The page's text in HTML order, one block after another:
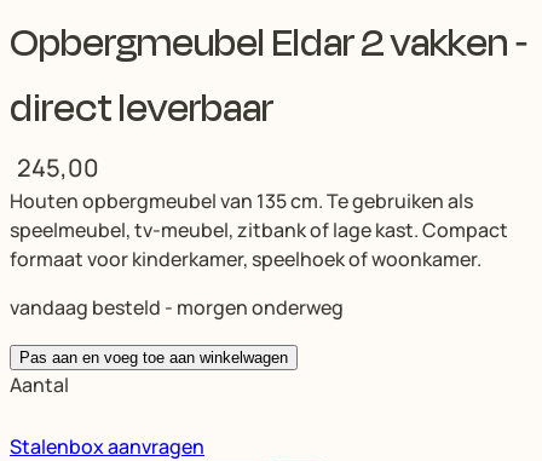
Opbergmeubel Eldar 2 vakken -
direct leverbaar
245,00
Houten opbergmeubel van 135 cm. Te gebruiken als
speelmeubel, tv-meubel, zitbank of lage kast. Compact
formaat voor kinderkamer, speelhoek of woonkamer.
vandaag besteld - morgen onderweg
Pas aan en voeg toe aan winkelwagen
Aantal
Stalenbox aanvragen